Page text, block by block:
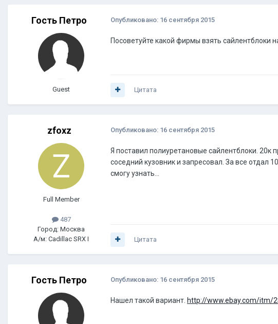
Гость Петро
Guest
Опубликовано: 16 сентября 2015
Посоветуйте какой фирмы взять сайлентблоки
Цитата
zfoxz
Full Member
487
Город: Москва
А/м: Cadillac SRX I
Опубликовано: 16 сентября 2015
Я поставил полиуретановые сайлентблоки. 20к
соседний кузовник и запресовал. За все отдал
смогу узнать...
Цитата
Гость Петро Опубликовано: 16 сентября 2015
Нашел такой вариант. http://www.ebay.com/itm/